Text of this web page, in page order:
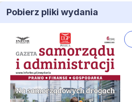
Pobierz pliki wydania